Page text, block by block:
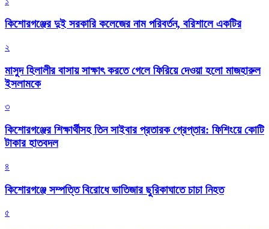
কিশোরগঞ্জের দুই সরকারি কলেজের নাম পরিবর্তন, বরিশালে একটির
২
মাসুদ হিলালীর বাসায় সাক্ষাৎ করতে গেলে ফিরিয়ে দেওয়া হলো মাজহারুল
ইসলামকে
৩
কিশোরগঞ্জের শিক্ষার্থীসহ তিন সাইবার প্রতারক গ্রেপ্তার: ফিশিংয়ে কোটি
টাকার হাতবদল
৪
কিশোরগঞ্জে সম্পত্তি বিরোধে ভাতিজার ছুরিকাঘাতে চাচা নিহত
৫